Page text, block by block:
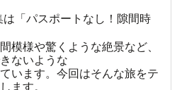
「パスポートなし！隙間時
模様や驚くような絶景など、
ないような
います。今回はそんな旅をテ
ます。